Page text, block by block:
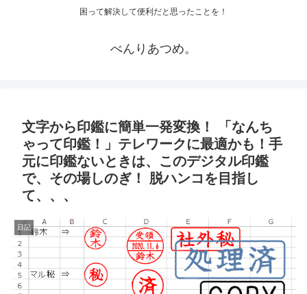
困って解決して便利だと思ったことを！
べんりあつめ。
文字から印鑑に簡単一発変換！ 「なんち
ゃって印鑑！」テレワークに最適かも！手
元に印鑑ないときは、このデジタル印鑑
で、その場しのぎ！ 脱ハンコを目指し
て、、、
日記